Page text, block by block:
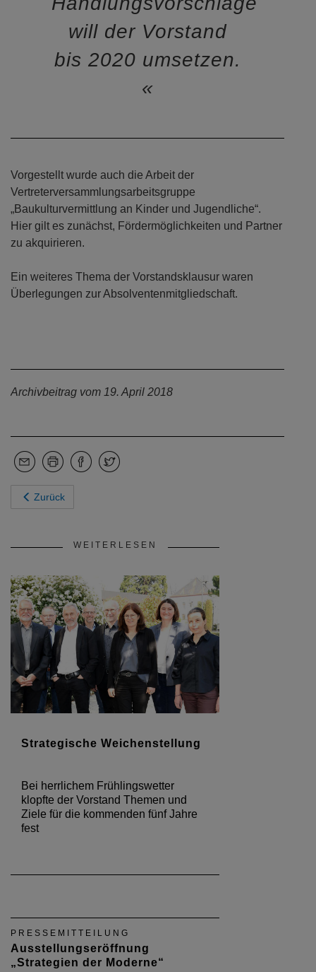
will der Vorstand
bis 2020 umsetzen.
Vorgestellt wurde auch die Arbeit der
Vertreterversammlungsarbeitsgruppe
„Baukulturvermittlung an Kinder und Jugendliche“.
Hier gilt es zunächst, Fördermöglichkeiten und Partner
zu akquirieren.
Ein weiteres Thema der Vorstandsklausur waren
Überlegungen zur Absolventenmitgliedschaft.
Archivbeitrag vom 19. April 2018
Zurück
WEITERLESEN
Strategische Weichenstellung
Bei herrlichem Frühlingswetter
klopfte der Vorstand Themen und
Ziele für die kommenden fünf Jahre
fest
PRESSEMITTEILUNG
Ausstellungseröffnung
„Strategien der Moderne“